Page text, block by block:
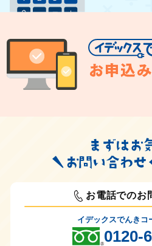
お電話でのお
イデックスでんきコ
0120-